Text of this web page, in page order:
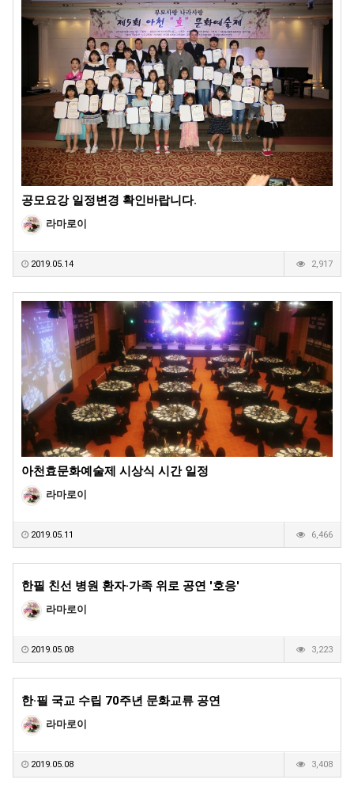
공모요강 일정변경 확인바랍니다.
라마로이
2019.05.14 2,917
아천효문화예술제 시상식 시간 일정
라마로이
2019.05.11 6,466
한필 친선 병원 환자·가족 위로 공연 '호응'
라마로이
2019.05.08 3,223
한·필 국교 수립 70주년 문화교류 공연
라마로이
2019.05.08 3,408